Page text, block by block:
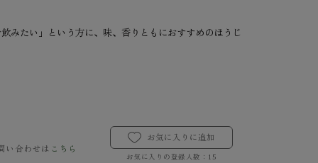
みたい」という方に、味、香りともにおすすめのほうじ
い合わせは こちら
お気に入りに追加
お気に入りの登録人数： 15